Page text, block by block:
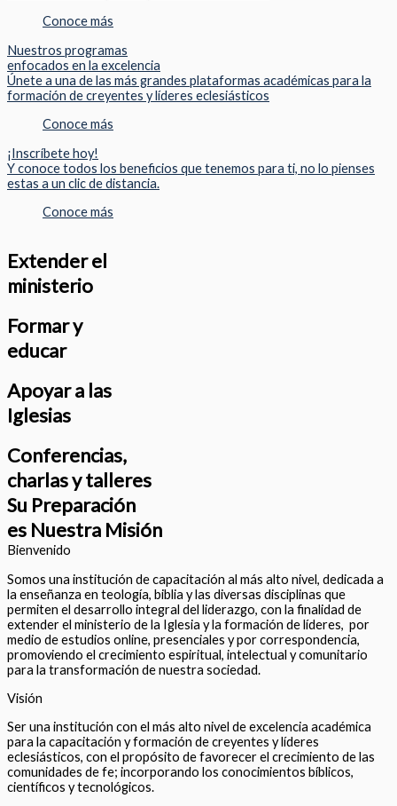
Conoce más
Nuestros programas
enfocados en la excelencia
Únete a una de las más grandes plataformas académicas para la
formación de creyentes y líderes eclesiásticos
Conoce más
¡Inscríbete hoy!
Y conoce todos los beneficios que tenemos para ti, no lo pienses
estas a un clic de distancia.
Conoce más
Extender el
ministerio
Formar y
educar
Apoyar a las
Iglesias
Conferencias,
charlas y talleres
Su Preparación
es Nuestra Misión
Bienvenido
Somos una institución de capacitación al más alto nivel, dedicada a
la enseñanza en teología, biblia y las diversas disciplinas que
permiten el desarrollo integral del liderazgo, con la finalidad de
extender el ministerio de la Iglesia y la formación de líderes, por
medio de estudios online, presenciales y por correspondencia,
promoviendo el crecimiento espiritual, intelectual y comunitario
para la transformación de nuestra sociedad.
Visión
Ser una institución con el más alto nivel de excelencia académica
para la capacitación y formación de creyentes y líderes
eclesiásticos, con el propósito de favorecer el crecimiento de las
comunidades de fe; incorporando los conocimientos bíblicos,
científicos y tecnológicos.